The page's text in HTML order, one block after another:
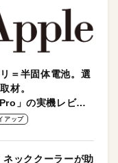
＝半固体電池。選
材。
」の実機レビュ
アップ
ッククーラーが助